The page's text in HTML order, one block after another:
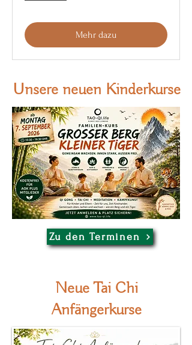
Mehr dazu
Unsere neuen Kinderkurse
Zu den Terminen
Neue Tai Chi
Anfängerkurse